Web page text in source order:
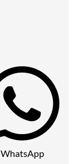
WhatsApp